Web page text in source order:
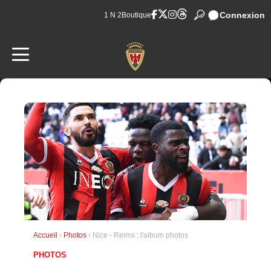
1 N 2 Boutique Connexion
Accueil › Photos › Nice - Reims : l'album photos
PHOTOS